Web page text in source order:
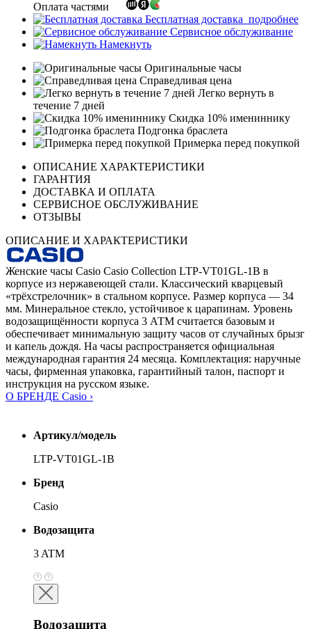
Оплата частями
Бесплатная доставка подробнее
Сервисное обслуживание
Намекнуть
Оригинальные часы
Справедливая цена
Легко вернуть в
течение 7 дней
Скидка 10% имениннику
Подгонка браслета
Примерка перед покупкой
ОПИСАНИЕ ХАРАКТЕРИСТИКИ
ГАРАНТИЯ
ДОСТАВКА И ОПЛАТА
СЕРВИСНОЕ ОБСЛУЖИВАНИЕ
ОТЗЫВЫ
ОПИСАНИЕ И ХАРАКТЕРИСТИКИ
Женские часы Casio Casio Collection LTP-VT01GL-1B в
корпусе из нержавеющей стали. Классический кварцевый
«трёхстрелочник» в стальном корпусе. Размер корпуса — 34
мм. Минеральное стекло, устойчивое к царапинам. Уровень
водозащищённости корпуса 3 АТМ считается базовым и
обеспечивает минимальную защиту часов от случайных брызг
и капель дождя. На часы распространяется официальная
международная гарантия 24 месяца. Комплектация: наручные
часы, фирменная упаковка, гарантийный талон, паспорт и
инструкция на русском языке.
О БРЕНДЕ Casio ›
Артикул/модель
LTP-VT01GL-1B
Бренд
Casio
Водозащита
3 ATM
Водозащита